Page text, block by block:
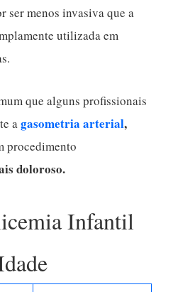
ser menos invasiva que a
utilizada em
que alguns profissionais
agasometria arterial,
procedimento
doloroso.
Infantil